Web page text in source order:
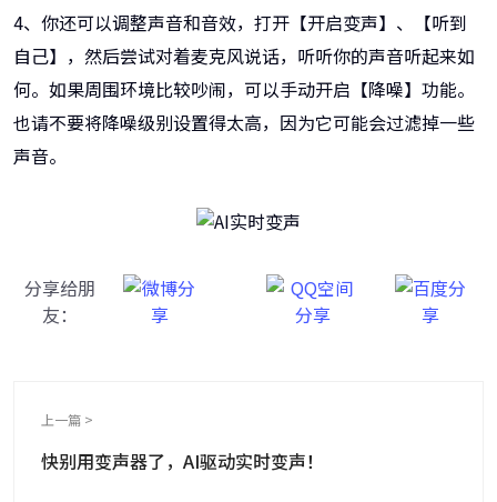
4、你还可以调整声音和音效，打开【开启变声】、【听到
自己】，然后尝试对着麦克风说话，听听你的声音听起来如
何。如果周围环境比较吵闹，可以手动开启【降噪】功能。
也请不要将降噪级别设置得太高，因为它可能会过滤掉一些
声音。
分享给朋
友：
上一篇 >
快别用变声器了，AI驱动实时变声！